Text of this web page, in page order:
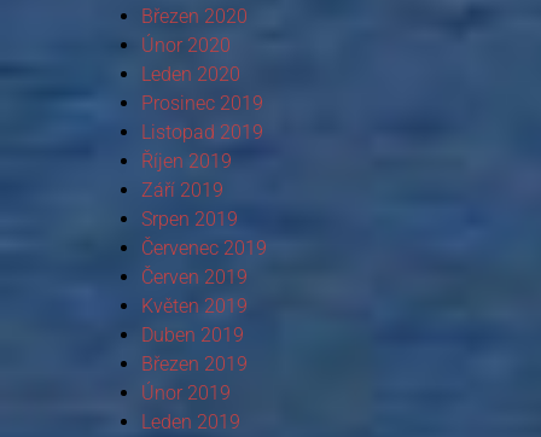
Březen 2020
Únor 2020
Leden 2020
Prosinec 2019
Listopad 2019
Říjen 2019
Září 2019
Srpen 2019
Červenec 2019
Červen 2019
Květen 2019
Duben 2019
Březen 2019
Únor 2019
Leden 2019